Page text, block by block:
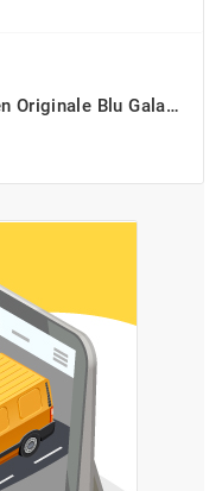
Penna Stilo S-Pen Originale Blu Galaxy Note 9 (SM-N960)